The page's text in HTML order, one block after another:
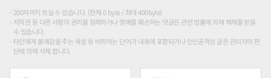
200자까지 쓰실 수 있습니다. (현재 0 byte / 최대 400byte)
저작권 등 다른 사람의 권리를 침해하거나 명예를 훼손하는 댓글은 관련 법률에 의해 제재를 받을
수 있습니다.
타인에게 불쾌감을 주는 욕설 등 비하하는 단어가 내용에 포함되거나 인신공격성 글은 관리자의 판
단에 의해 삭제 합니다.